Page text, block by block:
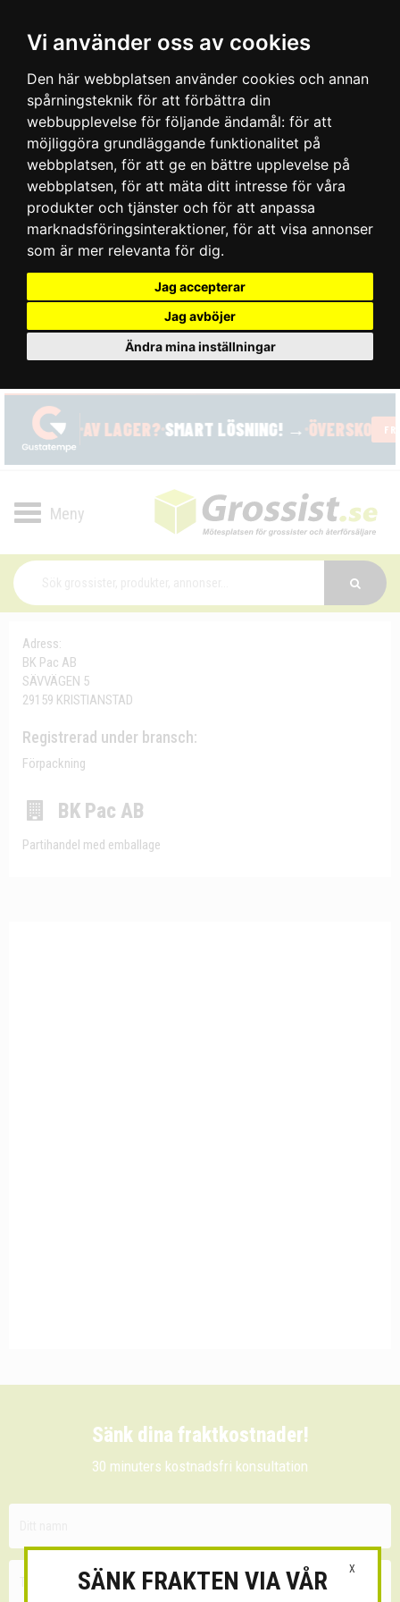
Vi använder oss av cookies
Den här webbplatsen använder cookies och annan
spårningsteknik för att förbättra din
webbupplevelse för följande ändamål: för att
möjliggöra grundläggande funktionalitet på
webbplatsen, för att ge en bättre upplevelse på
webbplatsen, för att mäta ditt intresse för våra
produkter och tjänster och för att anpassa
marknadsföringsinteraktioner, för att visa annonser
som är mer relevanta för dig.
Jag accepterar
Jag avböjer
Ändra mina inställningar
Toggle
Adress:
BK Pac AB
SÄVVÄGEN 5
29159 KRISTIANSTAD
Registrerad under bransch:
Förpackning
BK Pac AB
Partihandel med emballage
Sänk dina fraktkostnader!
30 minuters kostnadsfri konsultation
X
SÄNK FRAKTEN VIA VÅR